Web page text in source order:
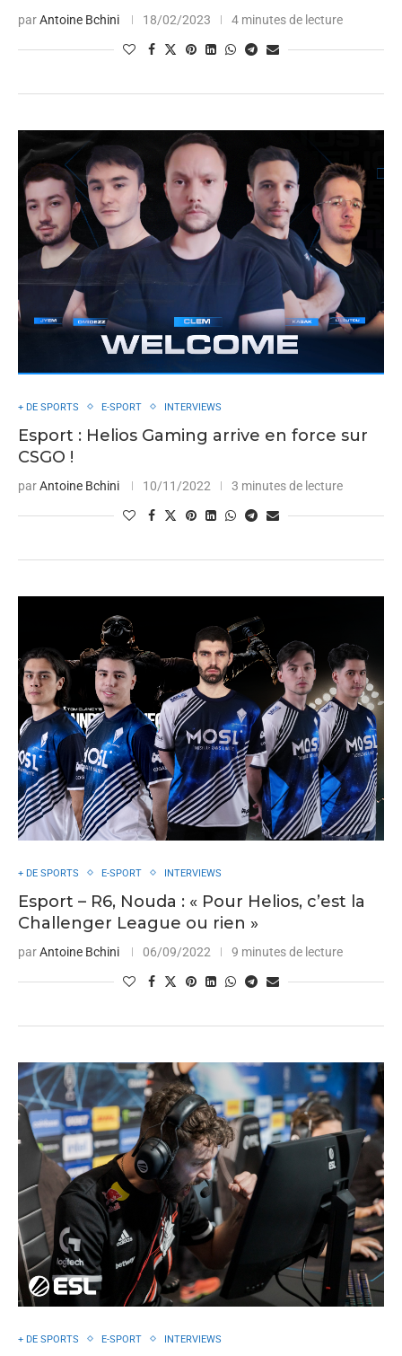
parAntoine Bchini 18/02/2023 4 minutes de lecture
+ DE SPORTS E-SPORT INTERVIEWS
Esport : Helios Gaming arrive en force sur
CSGO !
parAntoine Bchini 10/11/2022 3 minutes de lecture
+ DE SPORTS E-SPORT INTERVIEWS
Esport – R6, Nouda : « Pour Helios, c’est la
Challenger League ou rien »
parAntoine Bchini 06/09/2022 9 minutes de lecture
+ DE SPORTS E-SPORT INTERVIEWS